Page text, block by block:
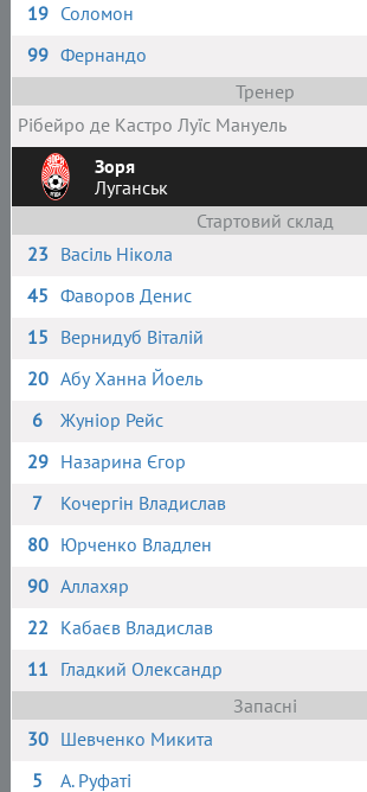
19 Соломон
99 Фернандо
Тренер
Рібейро де Кастро Луїс Мануель
Зоря
Луганськ
Стартовий склад
23 Васіль Нікола
45 Фаворов Денис
15 Вернидуб Віталій
20 Абу Ханна Йоель
6
Жуніор Рейс
29 Назарина Єгор
7
Кочергін Владислав
80 Юрченко Владлен
90 Аллахяр
22 Кабаєв Владислав
11 Гладкий Олександр
Запасні
30 Шевченко Микита
5
А. Руфаті